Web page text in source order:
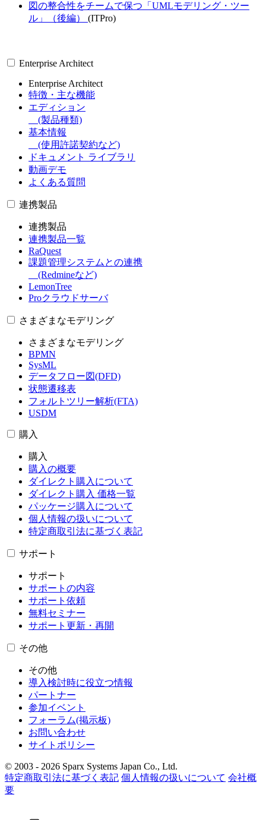
図の整合性をチームで保つ「UMLモデリング・ツー
ル」（後編） (ITPro)
Enterprise Architect
Enterprise Architect
特徴・主な機能
エディション
(製品種類)
基本情報
(使用許諾契約など)
ドキュメント ライブラリ
動画デモ
よくある質問
連携製品
連携製品
連携製品一覧
RaQuest
課題管理システムとの連携
(Redmineなど)
LemonTree
Proクラウドサーバ
さまざまなモデリング
さまざまなモデリング
BPMN
SysML
データフロー図(DFD)
状態遷移表
フォルトツリー解析(FTA)
USDM
購入
購入
購入の概要
ダイレクト購入について
ダイレクト購入 価格一覧
パッケージ購入について
個人情報の扱いについて
特定商取引法に基づく表記
サポート
サポート
サポートの内容
サポート依頼
無料セミナー
サポート更新・再開
その他
その他
導入検討時に役立つ情報
パートナー
参加イベント
フォーラム(掲示板)
お問い合わせ
サイトポリシー
© 2003 - 2026 Sparx Systems Japan Co., Ltd.
特定商取引法に基づく表記 個人情報の扱いについて 会社概
要